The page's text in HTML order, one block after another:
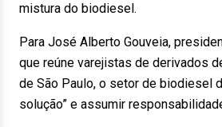
mistura do biodiesel.
Para José Alberto Gouveia,
que reúne varejistas de derivados
de São Paulo, o setor de biodiesel
solução” e assumir